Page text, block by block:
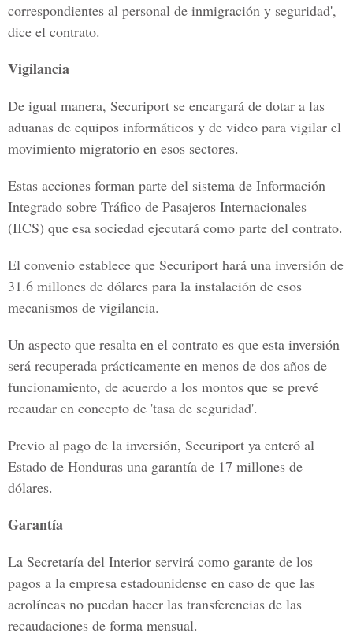
correspondientes al personal de inmigración y seguridad',
dice el contrato.
Vigilancia
De igual manera, Securiport se encargará de dotar a las
aduanas de equipos informáticos y de video para vigilar el
movimiento migratorio en esos sectores.
Estas acciones forman parte del sistema de Información
Integrado sobre Tráfico de Pasajeros Internacionales
(IICS) que esa sociedad ejecutará como parte del contrato.
El convenio establece que Securiport hará una inversión de
31.6 millones de dólares para la instalación de esos
mecanismos de vigilancia.
Un aspecto que resalta en el contrato es que esta inversión
será recuperada prácticamente en menos de dos años de
funcionamiento, de acuerdo a los montos que se prevé
recaudar en concepto de 'tasa de seguridad'.
Previo al pago de la inversión, Securiport ya enteró al
Estado de Honduras una garantía de 17 millones de
dólares.
Garantía
La Secretaría del Interior servirá como garante de los
pagos a la empresa estadounidense en caso de que las
aerolíneas no puedan hacer las transferencias de las
recaudaciones de forma mensual.